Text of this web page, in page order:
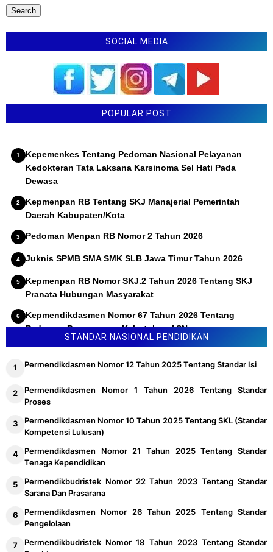
SOCIAL MEDIA
POPULAR POST
Kepemenkes Tentang Pedoman Nasional Pelayanan
Kedokteran Tata Laksana Karsinoma Sel Hati Pada
Dewasa
Kepmenpan RB Tentang SKJ Manajerial Pemerintah
Daerah Kabupaten/Kota
Pedoman Menpan RB Nomor 2 Tahun 2026
Juknis SPMB SMA SMK SLB Jawa Timur Tahun 2026
Kepmenpan RB Nomor SKJ.2 Tahun 2026 Tentang SKJ
Pranata Hubungan Masyarakat
Kepmendikdasmen Nomor 67 Tahun 2026 Tentang
Pedoman Penyusunan Kebutuhan ASN
STANDAR NASIONAL PENDIDIKAN
Permendikdasmen Nomor 12 Tahun 2025 Tentang Standar Isi
Permendikdasmen Nomor 1 Tahun 2026 Tentang Standar
Proses
Permendikdasmen Nomor 10 Tahun 2025 Tentang SKL (Standar
Kompetensi Lulusan)
Permendikdasmen Nomor 21 Tahun 2025 Tentang Standar
Tenaga Kependidikan
Permendikbudristek Nomor 22 Tahun 2023 Tentang Standar
Sarana Dan Prasarana
Permendikdasmen Nomor 26 Tahun 2025 Tentang Standar
Pengelolaan
Permendikbudristek Nomor 18 Tahun 2023 Tentang Standar